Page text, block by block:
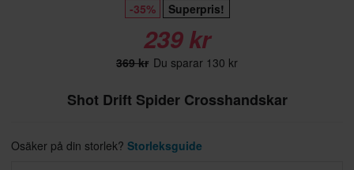
-35% Superpris!
239 kr
369 kr Du sparar 130 kr
Shot Drift Spider Crosshandskar
Osäker på din storlek? Storleksguide